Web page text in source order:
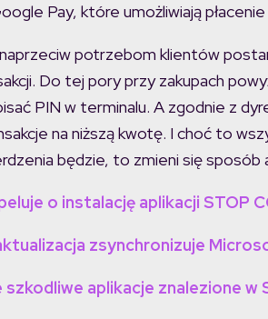
Pay, które umożliwiają
potrzebom klientów
Do tej pory przy zakupach
PIN w terminalu. A zgodnie z
na niższą kwotę. I choć to
będzie, to zmieni się sposób
o instalację aplikacji STOP
zsynchronizuje
szkodliwe aplikacje znalezione w